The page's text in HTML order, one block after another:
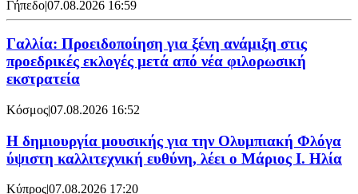
Γήπεδο|07.08.2026 16:59
Γαλλία: Προειδοποίηση για ξένη ανάμιξη στις
προεδρικές εκλογές μετά από νέα φιλορωσική
εκστρατεία
Κόσμος|07.08.2026 16:52
Η δημιουργία μουσικής για την Ολυμπιακή Φλόγα
ύψιστη καλλιτεχνική ευθύνη, λέει ο Μάριος Ι. Ηλία
Κύπρος|07.08.2026 17:20